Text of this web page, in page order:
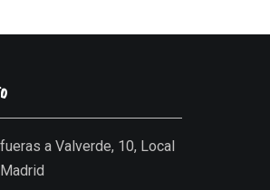
a Valverde, 10, Local